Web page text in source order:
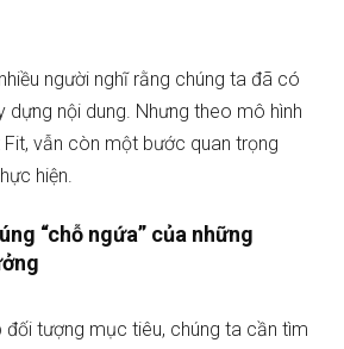
người nghĩ rằng chúng ta đã có
nội dung. Nhưng theo mô hình
vẫn còn một bước quan trọng
hiện.
“chỗ ngứa” của những
đối tượng mục tiêu, chúng ta cần tìm